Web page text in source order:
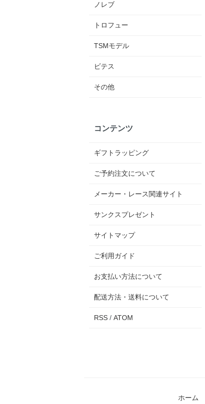
ノレブ
トロフュー
TSMモデル
ビテス
その他
コンテンツ
ギフトラッピング
ご予約注文について
メーカー・レース関連サイト
サンクスプレゼント
サイトマップ
ご利用ガイド
お支払い方法について
配送方法・送料について
RSS / ATOM
ホーム